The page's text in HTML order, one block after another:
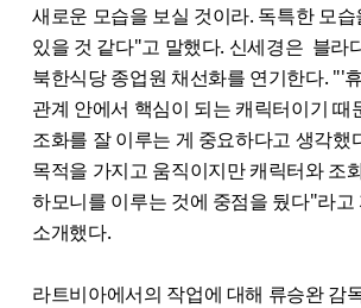
새로운 모습을 보실 것이라. 독특한 모
있을 것 같다"고 말했다. 신세경은 블라
북한식당 종업원 채선화를 연기한다. "'
관계 안에서 핵심이 되는 캐릭터이기 때
조화를 잘 이루는 게 중요하다고 생각했
목적을 가지고 움직이지만 캐릭터와 조
하모니를 이루는 것에 중점을 뒀다"라고
소개했다.
라트비아에서의 작업에 대해 류승완 감